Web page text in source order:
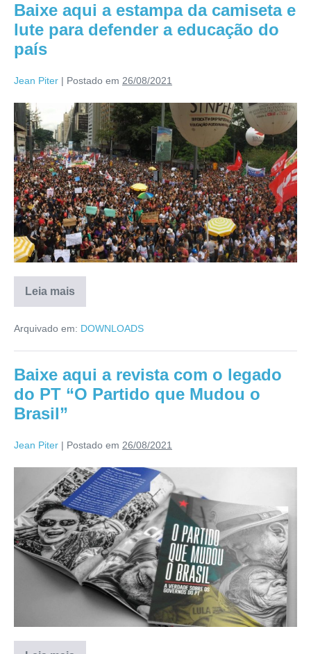
Baixe aqui a estampa da camiseta e
lute para defender a educação do
país
Jean Piter | Postado em 26/08/2021
Leia mais
Arquivado em: DOWNLOADS
Baixe aqui a revista com o legado
do PT “O Partido que Mudou o
Brasil”
Jean Piter | Postado em 26/08/2021